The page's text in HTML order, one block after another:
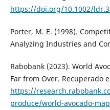
https://doi.org/10.1002/
Porter, M. E. (1998).
Analyzing Industries and
Rabobank (2023). World
Far from Over. Recuperado
https://
produce/world-avocado-